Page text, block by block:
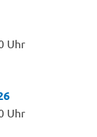
Uhr
Uhr